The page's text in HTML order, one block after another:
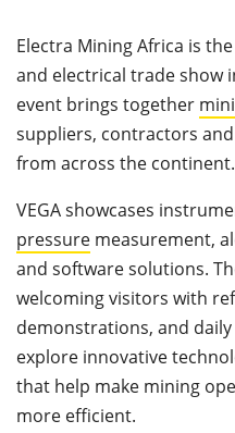
Electra Mining Africa is
and electrical trade show
event brings together
suppliers, contractors
from across the continent.
VEGA showcases
pressure measurement,
and software solutions.
welcoming visitors with
demonstrations, and daily
explore innovative
that help make mining
more efficient.